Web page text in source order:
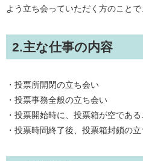
よう立ち会っていただく方のこと
2.主な仕事の内容
・投票所開閉の立ち会い
・投票事務全般の立ち会い
・投票開始時に、投票箱が空であ
・投票時間終了後、投票箱封鎖の